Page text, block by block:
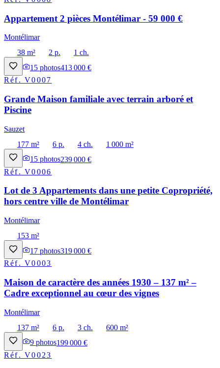
Appartement 2 pièces Montélimar - 59 000 €
Montélimar
38 m²
2 p.
1 ch.
15 photos413 000 €
Réf.V0007
Grande Maison familiale avec terrain arboré et
Piscine
Sauzet
177 m²
6 p. 4 ch.
1 000 m²
15 photos239 000 €
Réf.V0006
Lot de 3 Appartements dans une petite Copropriété,
hors centre ville de Montélimar
Montélimar
153 m²
17 photos319 000 €
Réf.V0003
Maison de caractère des années 1930 – 137 m² –
Cadre exceptionnel au cœur des vignes
Montélimar
137 m²
6 p. 3 ch.
600 m²
9 photos199 000 €
Réf.V0023